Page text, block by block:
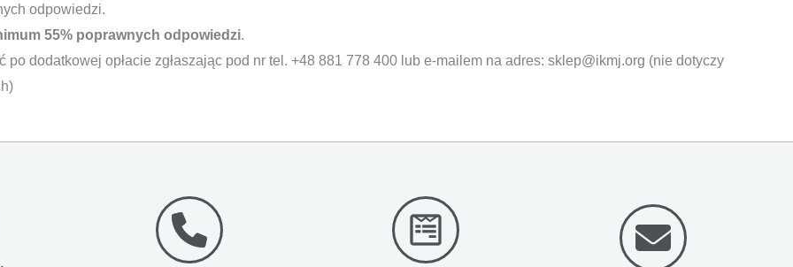
odpowiedzi.
55% poprawnych odpowiedzi.
dodatkowej opłacie zgłaszając pod nr tel. +48 881 778 400 lub e-mailem na adres: sklep@ikmj.org (nie dotyczy